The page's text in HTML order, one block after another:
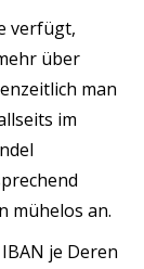
verfügt,
über
man
im
mühelos an.
je Deren